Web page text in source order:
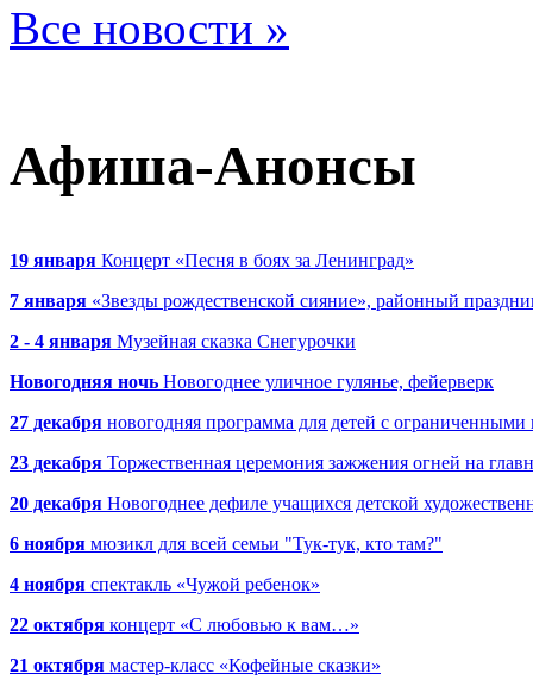
Все новости »
Афиша-Анонсы
19 января Концерт «Песня в боях за Ленинград»
7 января «Звезды рождественской сияние», районный
2 - 4 января Музейная сказка Снегурочки
Новогодняя ночь Новогоднее уличное гулянье, фейерверк
27 декабря новогодняя программа для детей с
23 декабря Торжественная церемония зажжения огней на
20 декабря Новогоднее дефиле учащихся детской
6 ноября мюзикл для всей семьи "Тук-тук, кто там?"
4 ноября спектакль «Чужой ребенок»
22 октября концерт «С любовью к вам…»
21 октября мастер-класс «Кофейные сказки»